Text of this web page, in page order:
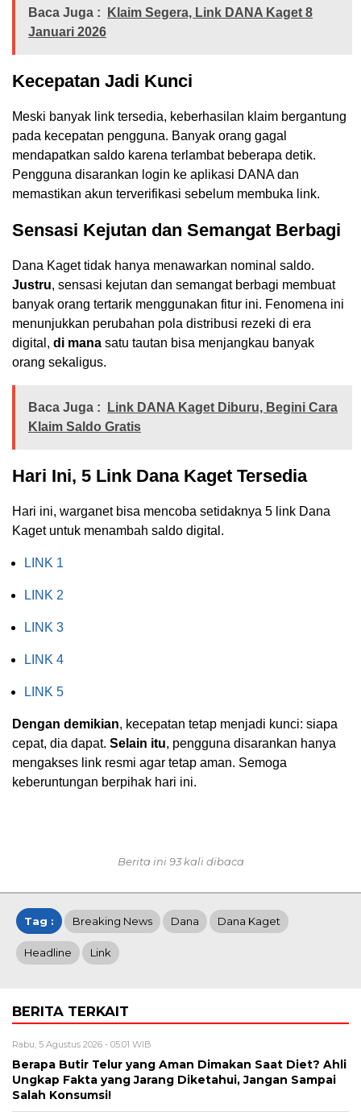
Baca Juga :
Klaim Segera, Link DANA Kaget 8
Januari 2026
Kecepatan Jadi Kunci
Meski banyak link tersedia, keberhasilan klaim bergantung
pada kecepatan pengguna. Banyak orang gagal
mendapatkan saldo karena terlambat beberapa detik.
Pengguna disarankan login ke aplikasi DANA dan
memastikan akun terverifikasi sebelum membuka link.
Sensasi Kejutan dan Semangat Berbagi
Dana Kaget tidak hanya menawarkan nominal saldo.
Justru, sensasi kejutan dan semangat berbagi membuat
banyak orang tertarik menggunakan fitur ini. Fenomena ini
menunjukkan perubahan pola distribusi rezeki di era
digital, di mana satu tautan bisa menjangkau banyak
orang sekaligus.
Baca Juga :
Link DANA Kaget Diburu, Begini Cara
Klaim Saldo Gratis
Hari Ini, 5 Link Dana Kaget Tersedia
Hari ini, warganet bisa mencoba setidaknya 5 link Dana
Kaget untuk menambah saldo digital.
LINK 1
LINK 2
LINK 3
LINK 4
LINK 5
Dengan demikian, kecepatan tetap menjadi kunci: siapa
cepat, dia dapat. Selain itu, pengguna disarankan hanya
mengakses link resmi agar tetap aman. Semoga
keberuntungan berpihak hari ini.
Berita ini 93 kali dibaca
Tag : Breaking News Dana Dana Kaget
Headline Link
BERITA TERKAIT
Rabu, 5 Agustus 2026 - 05:01 WIB
Berapa Butir Telur yang Aman Dimakan Saat Diet? Ahli
Ungkap Fakta yang Jarang Diketahui, Jangan Sampai
Salah Konsumsi!